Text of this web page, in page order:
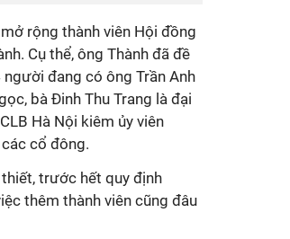
rộng thành viên Hội đồng
Cụ thể, ông Thành đã đề
đang có ông Trần Anh
bà Đinh Thu Trang là đại
Hà Nội kiêm ủy viên
cổ đông.
trước hết quy định
thêm thành viên cũng đâu